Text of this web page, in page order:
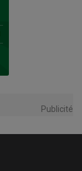
Publicité